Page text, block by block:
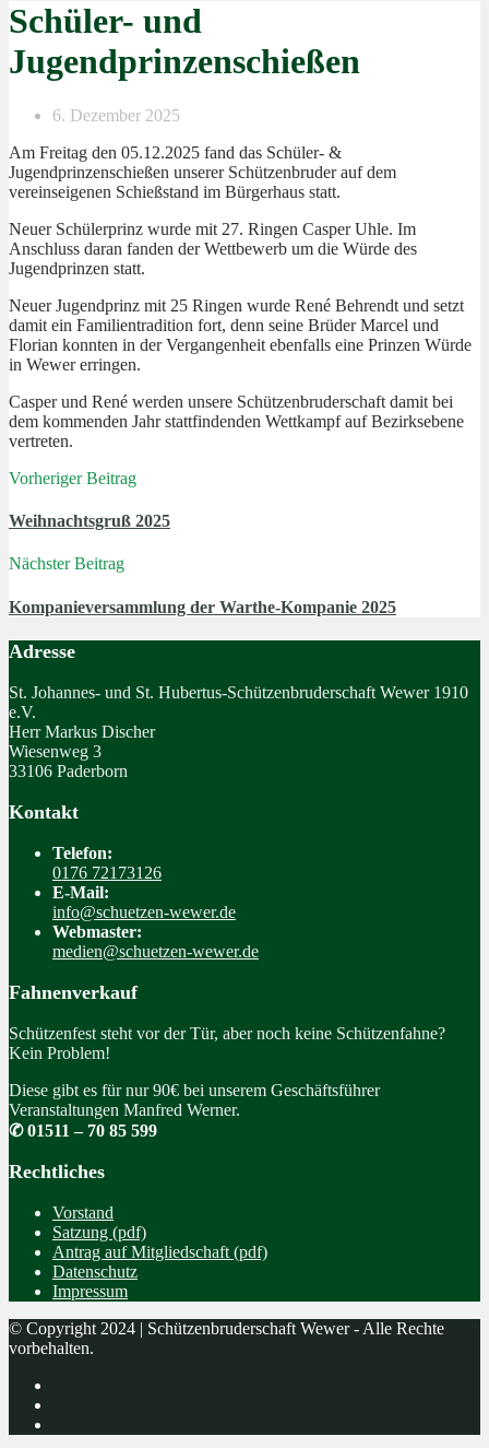
Schüler- und
Jugendprinzenschießen
6. Dezember 2025
Am Freitag den 05.12.2025 fand das Schüler- &
Jugendprinzenschießen unserer Schützenbruder auf dem
vereinseigenen Schießstand im Bürgerhaus statt.
Neuer Schülerprinz wurde mit 27. Ringen Casper Uhle. Im
Anschluss daran fanden der Wettbewerb um die Würde des
Jugendprinzen statt.
Neuer Jugendprinz mit 25 Ringen wurde René Behrendt und setzt
damit ein Familientradition fort, denn seine Brüder Marcel und
Florian konnten in der Vergangenheit ebenfalls eine Prinzen Würde
in Wewer erringen.
Casper und René werden unsere Schützenbruderschaft damit bei
dem kommenden Jahr stattfindenden Wettkampf auf Bezirksebene
vertreten.
Vorheriger Beitrag
Weihnachtsgruß 2025
Nächster Beitrag
Kompanieversammlung der Warthe-Kompanie 2025
Adresse
St. Johannes- und St. Hubertus-Schützenbruderschaft Wewer 1910
e.V.
Herr Markus Discher
Wiesenweg 3
33106 Paderborn
Kontakt
Telefon:
0176 72173126
E-Mail:
info@schuetzen-wewer.de
Webmaster:
medien@schuetzen-wewer.de
Fahnenverkauf
Schützenfest steht vor der Tür, aber noch keine Schützenfahne?
Kein Problem!
Diese gibt es für nur 90€ bei unserem Geschäftsführer
Veranstaltungen Manfred Werner.
✆ 01511 – 70 85 599
Rechtliches
Vorstand
Satzung (pdf)
Antrag auf Mitgliedschaft (pdf)
Datenschutz
Impressum
© Copyright 2024 | Schützenbruderschaft Wewer - Alle Rechte
vorbehalten.